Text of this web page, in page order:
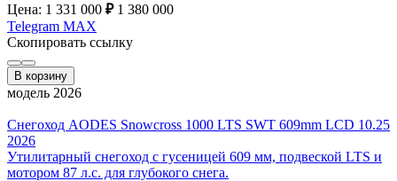
Цена: 1 331 000 ₽ 1 380 000
Telegram MAX
Скопировать ссылку
В корзину
модель 2026
Снегоход AODES Snowcross 1000 LTS SWT 609mm LCD 10.25
2026
Утилитарный снегоход с гусеницей 609 мм, подвеской LTS и
мотором 87 л.с. для глубокого снега.